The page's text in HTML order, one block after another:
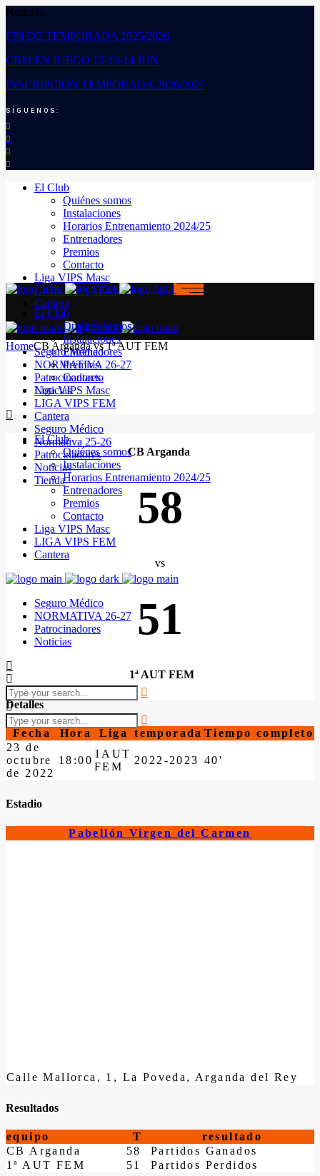
Noticias:
FIN DE TEMPORADA 2025/2026
CBM EN JUEGO 12-13-14 JUN
INSCRIPCIÓN TEMPORADA 2026/2027
SÍGUENOS:
El Club
Quiénes somos
Instalaciones
Horarios Entrenamiento 2024/25
Entrenadores
Premios
Contacto
Liga VIPS Masc
LIGA VIPS FEM
Cantera
Seguro Médico
NORMATIVA 26-27
Patrocinadores
Noticias
El Club
Quiénes somos
Instalaciones
Horarios Entrenamiento 2024/25
Entrenadores
Premios
Contacto
Liga VIPS Masc
LIGA VIPS FEM
Cantera
Seguro Médico
NORMATIVA 26-27
Patrocinadores
Noticias
El Club
Quiénes somos
Instalaciones
Entrenadores
Premios
Contacto
Liga VIPS Masc
LIGA VIPS FEM
Cantera
Seguro Médico
Normativa 25-26
Patrocinadores
Noticias
Tienda
HomeCB Arganda vs 1ª AUT FEM
CB Arganda
58
vs
51
1ª AUT FEM
Detalles
Fecha Hora Liga temporada Tiempo completo
23 de
octubre
de 2022
18:00
1AUT
FEM
2022-2023 40'
Estadio
Pabellón Virgen del Carmen
Calle Mallorca, 1, La Poveda, Arganda del Rey
Resultados
equipo T
resultado
CB Arganda
58
Partidos Ganados
1ª AUT FEM
51 Partidos Perdidos